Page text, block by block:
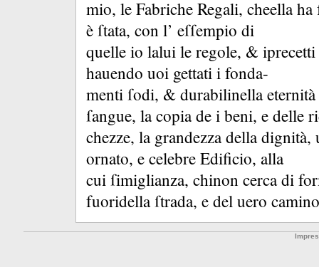
mio, le Fabriche Regali, cheella
è ſtata, con l’ eſſempio di
quelle io lalui le regole, &
hauendo uoi gettati i fonda-
menti ſodi, &durabilinella
ſangue, la copia de i beni, e delle
chezze, la grandezza della
ornato, e celebre Edificio, alla
cui ſimiglianza, chinon cerca di
fuoridella ſtrada, e del uero